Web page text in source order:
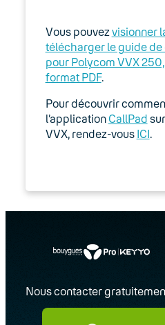
04. Téléphonie fixe
Expert
Guides d’installation
Utilisation des
compatibles Wi-
Configuration
Logiciels
Vous pouvez visionner
télécharger le guide
pour Polycom VVX
format PDF.
Pour découvrir
l’application CallPad
VVX, rendez-vous ICI.
Nous contacter